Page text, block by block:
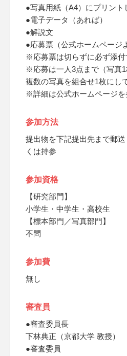
●写真用紙（A4）にプリント
●電子データ（あれば）
●解説文
●応募票（公式ホームページ
※応募票は切らずに必ず添付
※応募は一人3点まで（写真
複数の写真を組合せ1枚にし
※詳細は公式ホームページを
参加方法
提出物を下記提出先まで郵
くは持参
参加資格
【研究部門】
小学生・中学生・高校生
【標本部門／写真部門】
不問
参加費
無し
審査員
●審査委員長
下林典正（京都大学 教授）
●審査委員